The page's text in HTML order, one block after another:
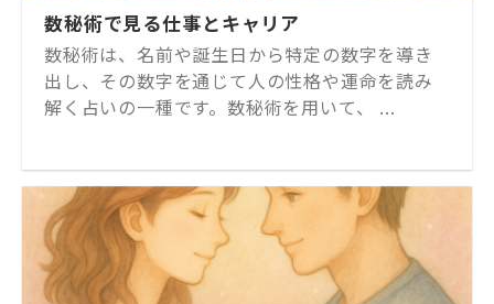
数秘術で見る仕事とキャリア
数秘術は、名前や誕生日から特定の数字を導き
出し、その数字を通じて人の性格や運命を読み
解く占いの一種です。数秘術を用いて、 ...